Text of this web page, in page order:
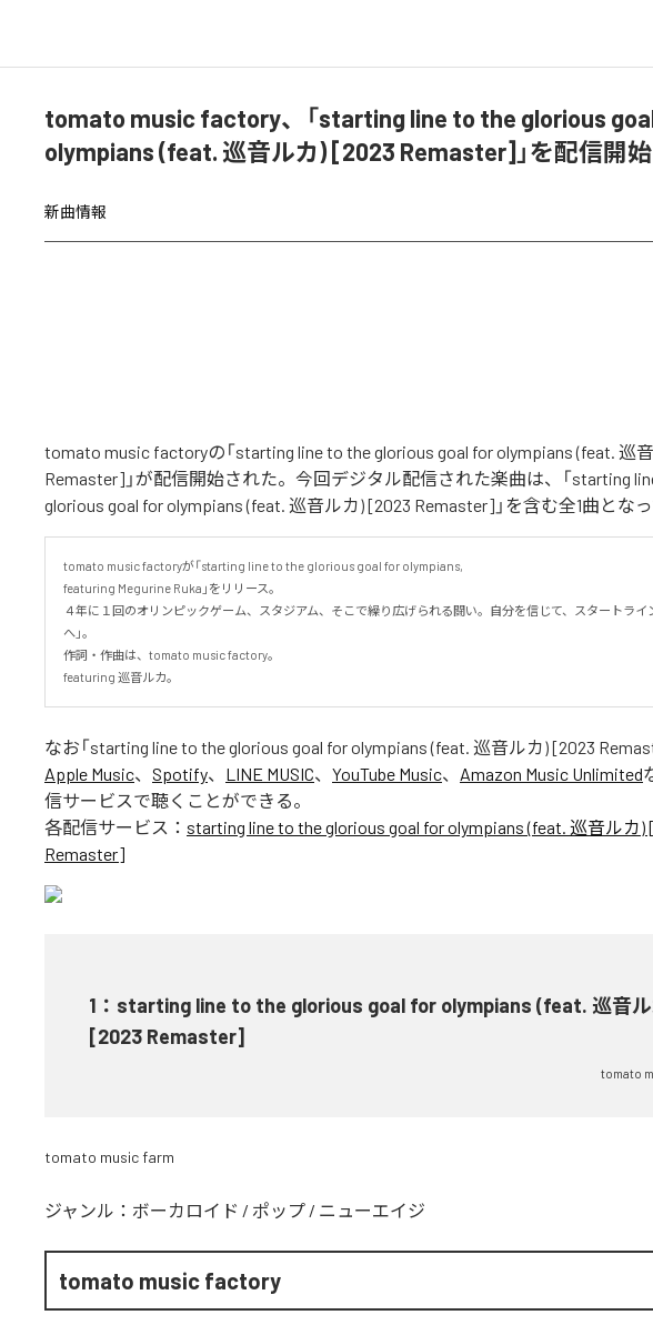
tomato music factory、「starting line to the glorious
olympians (feat. 巡音ルカ) [2023 Remaster]」を配信開始
新曲情報
tomato music factoryの「starting line to the glorious goal for olympians (feat. 巡
Remaster]」が配信開始された。今回デジタル配信された楽曲は、「starting
glorious goal for olympians (feat. 巡音ルカ) [2023 Remaster]」を含む全1曲となっ
tomato music factoryが「starting line to the glorious goal for olympians,
featuring Megurine Ruka」をリリース。
４年に１回のオリンピックゲーム、スタジアム、そこで繰り広げられる闘い。自分を信じて、スタートライ
へ」。
作詞・作曲は、tomato music factory。
featuring 巡音ルカ。
なお「starting line to the glorious goal for olympians (feat. 巡音ルカ) [2023
Apple Music、 Spotify、 LINE MUSIC、 YouTube Music、 Amazon Music Unlimited
信サービスで聴くことができる。
各配信サービス： starting line to the glorious goal for olympians (feat. 巡音ルカ)
Remaster]
1 ： starting line to the glorious goal for olympians (feat. 巡音
[2023 Remaster]
tomato
tomato music farm
ジャンル： ボーカロイド / ポップ / ニューエイジ
tomato music factory